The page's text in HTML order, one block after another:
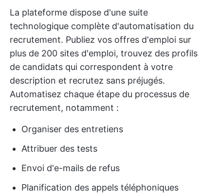
La plateforme dispose d'une suite
technologique complète d'automatisation du
recrutement. Publiez vos offres d'emploi sur
plus de 200 sites d'emploi, trouvez des profils
de candidats qui correspondent à votre
description et recrutez sans préjugés.
Automatisez chaque étape du processus de
recrutement, notamment :
Organiser des entretiens
Attribuer des tests
Envoi d'e-mails de refus
Planification des appels téléphoniques